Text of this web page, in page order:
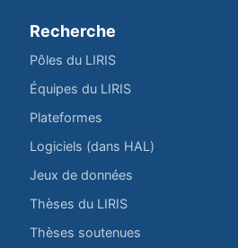
Recherche
Pôles du LIRIS
Équipes du LIRIS
Plateformes
Logiciels (dans HAL)
Jeux de données
Thèses du LIRIS
Thèses soutenues